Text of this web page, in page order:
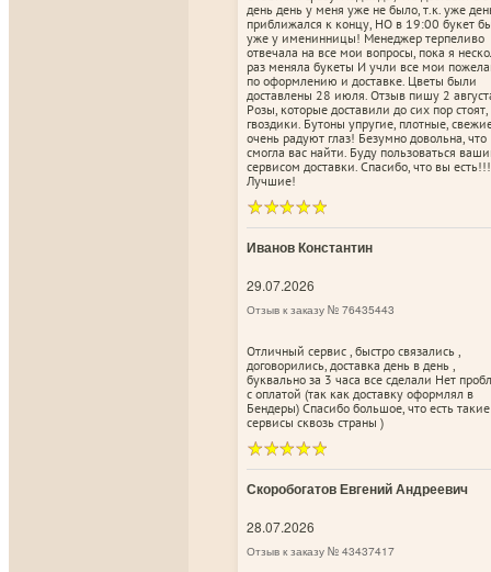
день день у меня уже не было, т.к. уже
приближался к концу, НО в 19:00 букет
уже у именинницы! Менеджер терпеливо
отвечала на все мои вопросы, пока я
раз меняла букеты И учли все мои
по оформлению и доставке. Цветы были
доставлены 28 июля. Отзыв пишу 2
Розы, которые доставили до сих пор стоят,
гвоздики. Бутоны упругие, плотные,
очень радуют глаз! Безумно довольна, что
смогла вас найти. Буду пользоваться
сервисом доставки. Спасибо, что вы есть!!!
Лучшие!
Иванов Константин
29.07.2026
Отзыв к заказу № 76435443
Отличный сервис , быстро связались ,
договорились, доставка день в день ,
буквально за 3 часа все сделали Нет
с оплатой (так как доставку оформлял в
Бендеры) Спасибо большое, что есть такие
сервисы сквозь страны )
Скоробогатов Евгений Андреевич
28.07.2026
Отзыв к заказу № 43437417